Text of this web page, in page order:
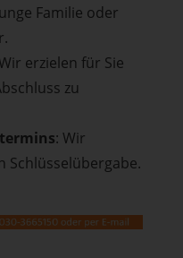
Familie oder
erzielen für Sie
zu
: Wir
Schlüsselübergabe.